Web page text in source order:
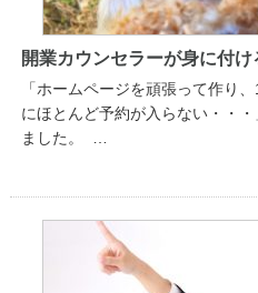
開業カウンセラーが身に付
「ホームページを頑張って作り
にほとんど予約が入らない・・
ました。 …